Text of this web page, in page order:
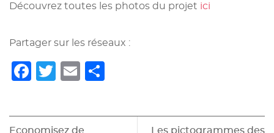
Découvrez toutes les photos du projet ici
Partager sur les réseaux :
Facebook
Twitter
Email
Economisez de Les pictogrammes des